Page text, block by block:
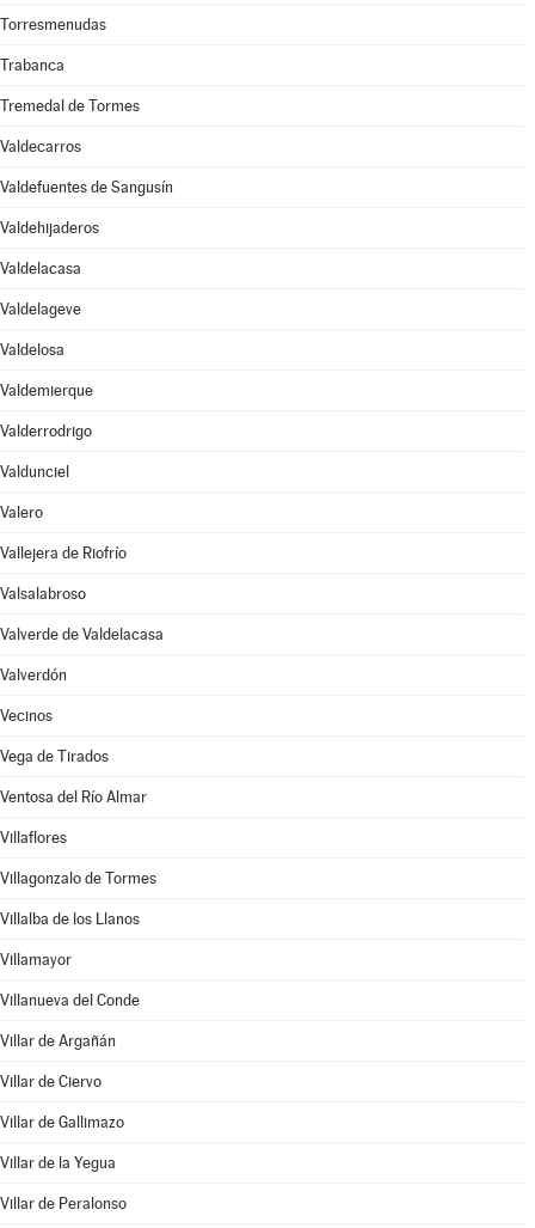
Torresmenudas
Trabanca
Tremedal de Tormes
Valdecarros
Valdefuentes de Sangusín
Valdehijaderos
Valdelacasa
Valdelageve
Valdelosa
Valdemierque
Valderrodrigo
Valdunciel
Valero
Vallejera de Riofrío
Valsalabroso
Valverde de Valdelacasa
Valverdón
Vecinos
Vega de Tirados
Ventosa del Río Almar
Villaflores
Villagonzalo de Tormes
Villalba de los Llanos
Villamayor
Villanueva del Conde
Villar de Argañán
Villar de Ciervo
Villar de Gallimazo
Villar de la Yegua
Villar de Peralonso